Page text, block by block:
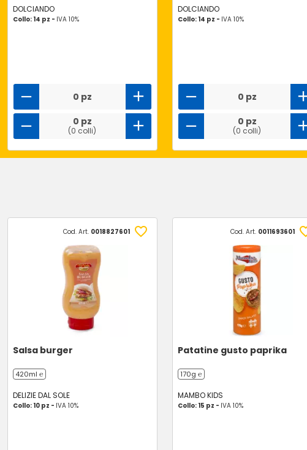
DOLCIANDO
Collo: 14 pz - IVA 10%
0 pz
0 pz
(0 colli)
DOLCIANDO
Collo: 14 pz - IVA 10%
0 pz
0 pz
(0 colli)
Cod. Art. 0018827601
Salsa burger
420ml ℮
DELIZIE DAL SOLE
Collo: 10 pz - IVA 10%
Cod. Art. 0011693601
Patatine gusto paprika
170g ℮
MAMBO KIDS
Collo: 15 pz - IVA 10%